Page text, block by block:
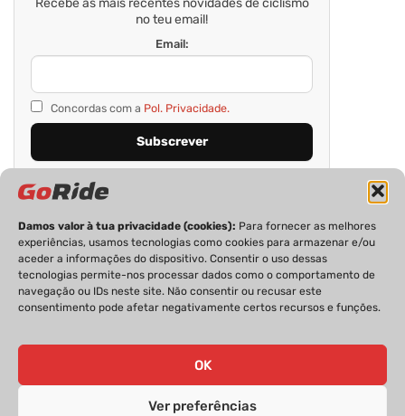
Damos valor à tua privacidade (cookies): Para fornecer as melhores
experiências, usamos tecnologias como cookies para armazenar e/ou
aceder a informações do dispositivo. Consentir o uso dessas
tecnologias permite-nos processar dados como o comportamento de
navegação ou IDs neste site. Não consentir ou recusar este
consentimento pode afetar negativamente certos recursos e funções.
OK
Ver preferências
Recebe as mais recentes novidades de ciclismo
no teu email!
Email:
Concordas com a Pol. Privacidade.
PRIVACIDADE FICHA TÉCNICA
ESTATUTO EDITORIAL